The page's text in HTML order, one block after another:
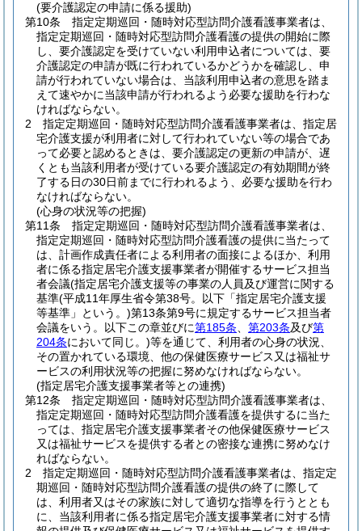
(要介護認定の申請に係る援助)
第10条
指定定期巡回・随時対応型訪問介護看護事業者は、
指定定期巡回・随時対応型訪問介護看護の提供の開始に際
し、要介護認定を受けていない利用申込者については、要
介護認定の申請が既に行われているかどうかを確認し、申
請が行われていない場合は、当該利用申込者の意思を踏ま
えて速やかに当該申請が行われるよう必要な援助を行わな
ければならない。
2
指定定期巡回・随時対応型訪問介護看護事業者は、指定居
宅介護支援が利用者に対して行われていない等の場合であ
って必要と認めるときは、要介護認定の更新の申請が、遅
くとも当該利用者が受けている要介護認定の有効期間が終
了する日の30日前までに行われるよう、必要な援助を行わ
なければならない。
(心身の状況等の把握)
第11条
指定定期巡回・随時対応型訪問介護看護事業者は、
指定定期巡回・随時対応型訪問介護看護の提供に当たって
は、計画作成責任者による利用者の面接によるほか、利用
者に係る指定居宅介護支援事業者が開催するサービス担当
者会議(指定居宅介護支援等の事業の人員及び運営に関する
基準(平成11年厚生省令第38号。以下「指定居宅介護支援
等基準」という。)第13条第9号に規定するサービス担当者
会議をいう。以下この章並びに第185条 第203条及び第
204条において同じ。)等を通じて、利用者の心身の状況、
その置かれている環境、他の保健医療サービス又は福祉サ
ービスの利用状況等の把握に努めなければならない。
(指定居宅介護支援事業者等との連携)
第12条
指定定期巡回・随時対応型訪問介護看護事業者は、
指定定期巡回・随時対応型訪問介護看護を提供するに当た
っては、指定居宅介護支援事業者その他保健医療サービス
又は福祉サービスを提供する者との密接な連携に努めなけ
ればならない。
2
指定定期巡回・随時対応型訪問介護看護事業者は、指定定
期巡回・随時対応型訪問介護看護の提供の終了に際して
は、利用者又はその家族に対して適切な指導を行うととも
に、当該利用者に係る指定居宅介護支援事業者に対する情